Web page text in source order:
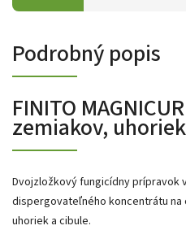
Podrobný popis
FINITO
zemiakov,
Dvojzložkový fungicídny prípravok
dispergovateľného koncentrátu na
uhoriek a cibule.